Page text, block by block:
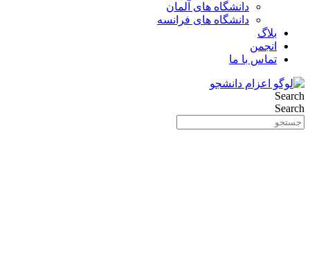
دانشگاه های آلمان
دانشگاه های فرانسه
بلاگ
انجمن
تماس با ما
Search
Search